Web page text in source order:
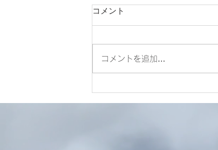
集！のお知らせ
コメント
コメントを追加…